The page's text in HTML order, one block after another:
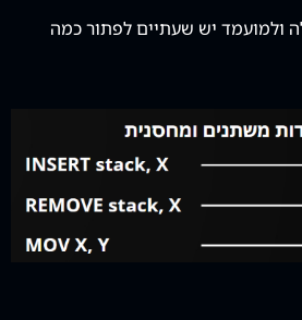
ולמועמד יש שעתיים לפתור כמה